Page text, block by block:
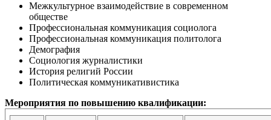
Межкультурное взаимодействие в современном
обществе
Профессиональная коммуникация социолога
Профессиональная коммуникация политолога
Демография
Социология журналистики
История религий России
Политическая коммуникативистика
Мероприятия по повышению квалификации: